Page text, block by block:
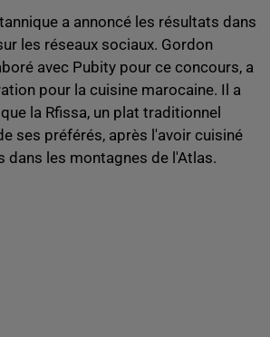
a annoncé les résultats dans
les réseaux sociaux. Gordon
avec Pubity pour ce concours, a
pour la cuisine marocaine. Il a
la Rfissa, un plat traditionnel
ses préférés, après l'avoir cuisiné
dans les montagnes de l'Atlas.